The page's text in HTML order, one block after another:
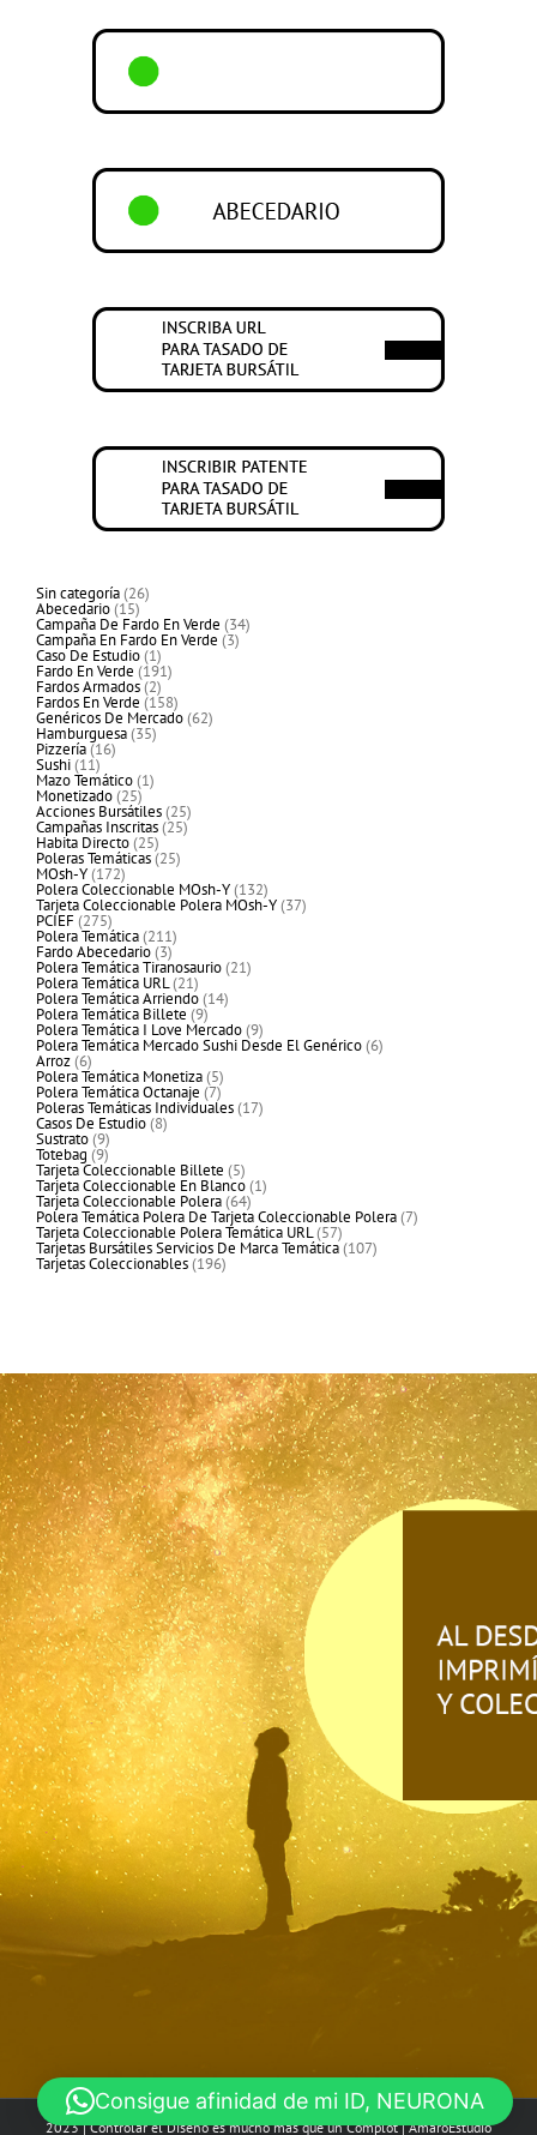
Sin categoría 2626
productos
Abecedario 1515
productos
Campaña De Fardo En Verde 3434
productos
Campaña En Fardo En Verde 33
productos
Caso De Estudio 11
producto
Fardo En Verde 191191
productos
Fardos Armados 22
productos
Fardos En Verde 158158
productos
Genéricos De Mercado 6262
productos
Hamburguesa 3535
productos
Pizzería 1616
productos
Sushi 1111
productos
Mazo Temático 11
producto
Monetizado 2525
productos
Acciones Bursátiles 2525
productos
Campañas Inscritas 2525
productos
Habita Directo 2525
productos
Poleras Temáticas 2525
productos
MOsh-Y 172172
productos
Polera Coleccionable MOsh-Y 132132
productos
Tarjeta Coleccionable Polera MOsh-Y 3737
productos
PCIEF 275275
productos
Polera Temática 211211
productos
Fardo Abecedario 33
productos
Polera Temática Tiranosaurio 2121
productos
Polera Temática URL 2121
productos
Polera Temática Arriendo 1414
productos
Polera Temática Billete 99
productos
Polera Temática I Love Mercado 99
productos
Polera Temática Mercado Sushi Desde El Genérico 66
productos
Arroz 66
productos
Polera Temática Monetiza 55
productos
Polera Temática Octanaje 77
productos
Poleras Temáticas Individuales 1717
productos
Casos De Estudio 88
productos
Sustrato 99
productos
Totebag 99
productos
Tarjeta Coleccionable Billete 55
productos
Tarjeta Coleccionable En Blanco 11
producto
Tarjeta Coleccionable Polera 6464
productos
Polera Temática Polera De Tarjeta Coleccionable Polera 77
productos
Tarjeta Coleccionable Polera Temática URL 5757
productos
Tarjetas Bursátiles Servicios De Marca Temática 107107
productos
Tarjetas Coleccionables 196196
productos
2023 | Controlar el Diseño es mucho más que un Complot |AmaroEstudio
Consigue afinidad de mi ID, NEURONA